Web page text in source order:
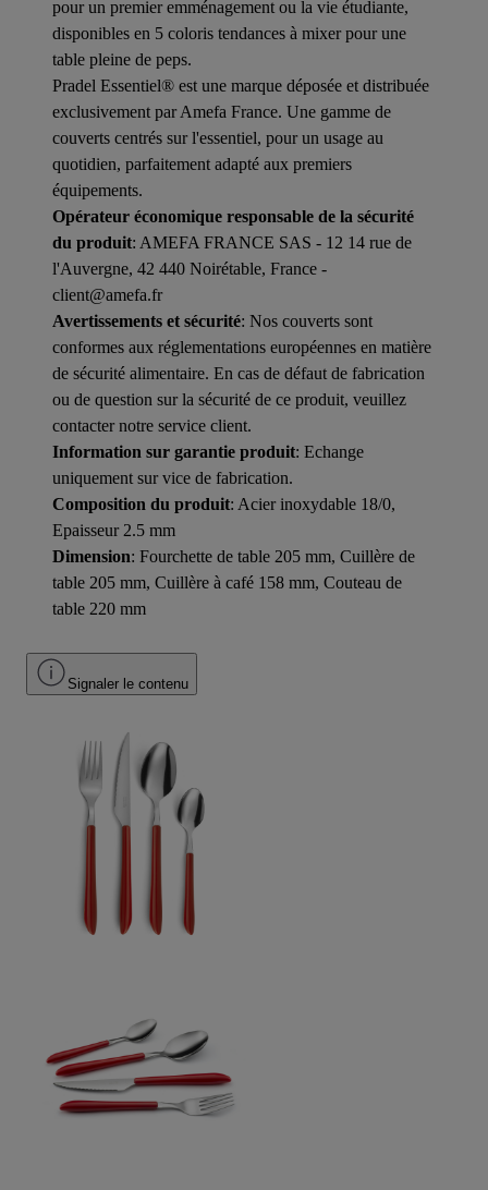
pour un premier emménagement ou la vie étudiante,
disponibles en 5 coloris tendances à mixer pour une
table pleine de peps.
Pradel Essentiel® est une marque déposée et distribuée
exclusivement par Amefa France. Une gamme de
couverts centrés sur l'essentiel, pour un usage au
quotidien, parfaitement adapté aux premiers
équipements.
Opérateur économique responsable de la sécurité
du produit: AMEFA FRANCE SAS - 12 14 rue de
l'Auvergne, 42 440 Noirétable, France -
client@amefa.fr
Avertissements et sécurité: Nos couverts sont
conformes aux réglementations européennes en matière
de sécurité alimentaire. En cas de défaut de fabrication
ou de question sur la sécurité de ce produit, veuillez
contacter notre service client.
Information sur garantie produit: Echange
uniquement sur vice de fabrication.
Composition du produit: Acier inoxydable 18/0,
Epaisseur 2.5 mm
Dimension: Fourchette de table 205 mm, Cuillère de
table 205 mm, Cuillère à café 158 mm, Couteau de
table 220 mm
Signaler le contenu